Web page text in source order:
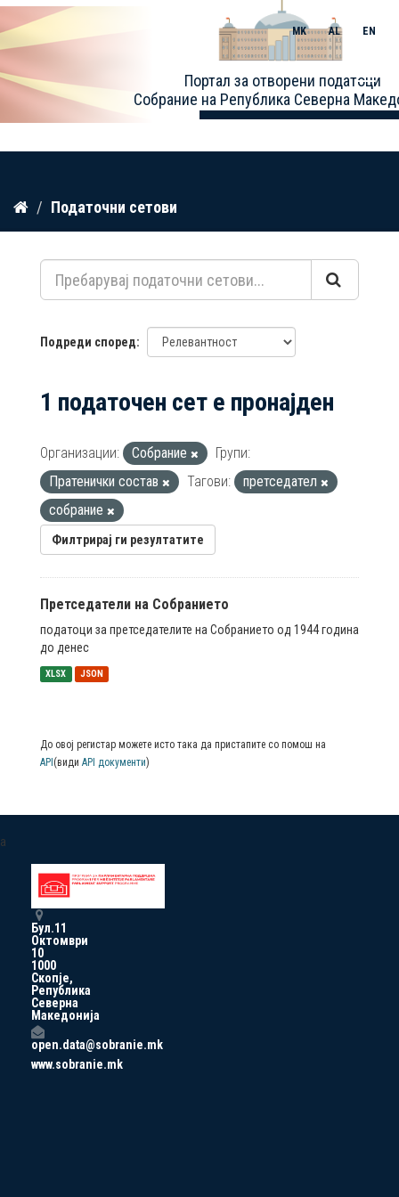
Прескокнете
содржина
Портал за отворени податоци
Собрание на Република Северна
MK AL EN
Toggle
Податочни сетови
Подреди според
1 податочен сет е пронајден
Организации: Собрание
Групи:
Пратенички состав
Тагови:
претседател
собрание
Филтрирај ги резултатите
Претседатели на Собранието
податоци за претседателите на Собранието од 1944 година
до денес
XLSX JSON
До овој регистар можете исто така да пристапите со помош на
API (види API документи)
a
Бул.11
Октомври
10
1000
Скопје,
Република
Северна
Македонија
open.data@sobranie.mk
www.sobranie.mk